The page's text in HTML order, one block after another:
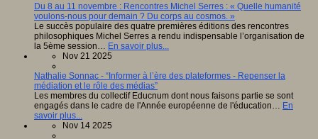
Du 8 au 11 novembre : Rencontres Michel Serres : « Quelle humanité
voulons-nous pour demain ? Du corps au cosmos. »
Le succès populaire des quatre premières éditions des rencontres
philosophiques Michel Serres a rendu indispensable l’organisation de
la 5ème session… En savoir plus...
Nov 21 2025
Nathalie Sonnac - “Informer à l’ère des plateformes - Repenser la
médiation et le rôle des médias”
Les membres du collectif Educnum dont nous faisons partie se sont
engagés dans le cadre de l'Année européenne de l'éducation… En
savoir plus...
Nov 14 2025